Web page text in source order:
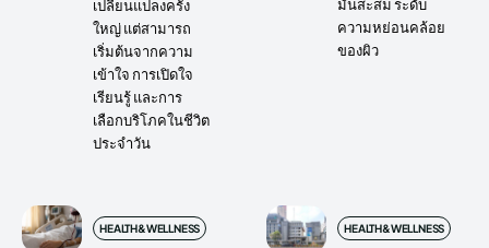
เปลี่ยนแปลงครั้ง
ใหญ่ แต่สามารถ
เริ่มต้นจากความ
เข้าใจ การเปิดใจ
เรียนรู้ และการ
เลือกบริโภคในชีวิต
ประจำวัน
มันสะสม ระดับ
ความหย่อนคล้อย
ของผิว
HEALTH&WELLNESS HEALTH&WELLNESS